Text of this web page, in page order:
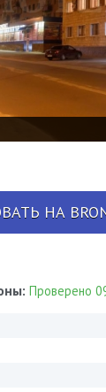
НА
Проверено